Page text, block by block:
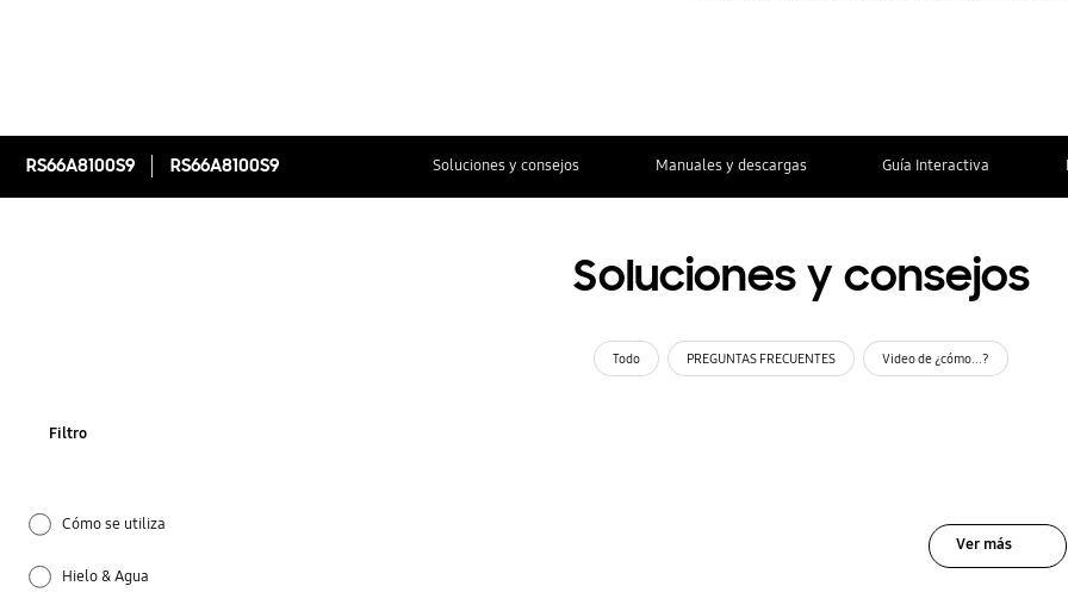
RS66A8100S9 RS66A8100S9 Soluciones y consejos Manuales y descargas Guía Interactiva
Soluciones y consejos
Todo PREGUNTAS FRECUENTES Video de ¿cómo...?
Filtro
Cómo se utiliza
Hielo & Agua
Ver más